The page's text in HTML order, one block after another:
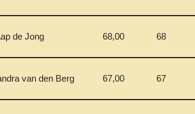
de Jong 68,00 68
van den Berg 67,00 67